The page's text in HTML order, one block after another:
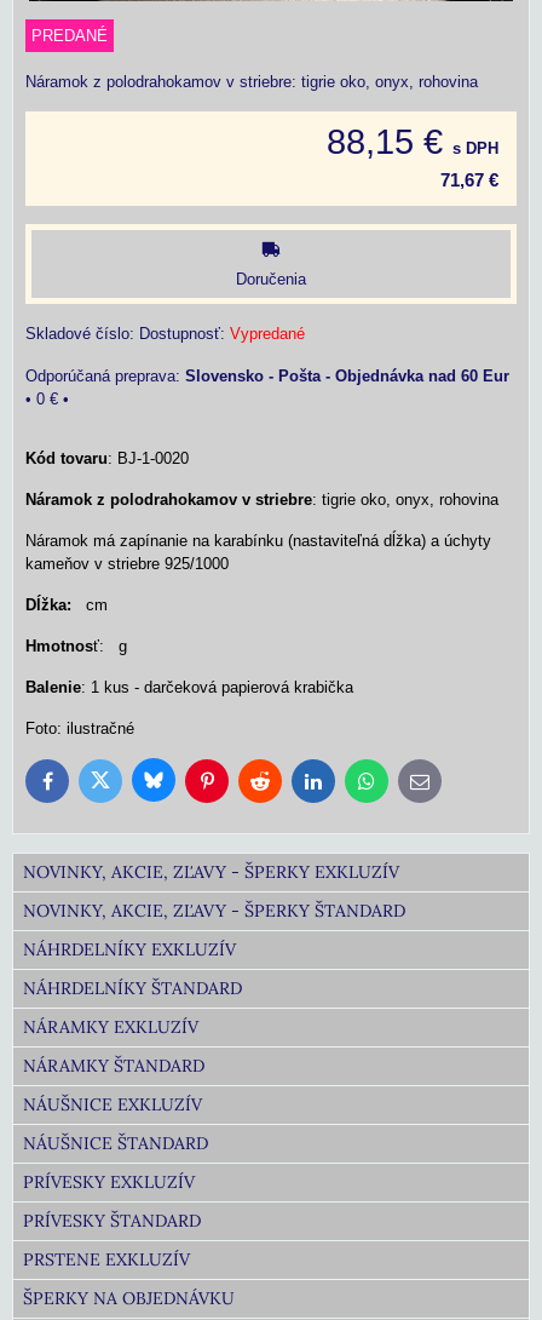
PREDANÉ
Náramok z polodrahokamov v striebre: tigrie oko, onyx, rohovina
88,15 € s DPH
71,67 €
Doručenia
Skladové číslo: Dostupnosť: Vypredané
Slovensko - Pošta - Objednávka nad 60 Eur
• 0 € •
Kód tovaru: BJ-1-0020
Náramok z polodrahokamov v striebre: tigrie oko, onyx, rohovina
Náramok má zapínanie na karabínku (nastaviteľná dĺžka) a úchyty
kameňov v striebre 925/1000
Dĺžka: cm
Hmotnosť: g
Balenie: 1 kus - darčeková papierová krabička
Foto: ilustračné
FacebookTwitter BlueskyPinterestReddit LinkedInWhatsApp
E-
mail
NOVINKY, AKCIE, ZĽAVY - ŠPERKY EXKLUZÍV
NOVINKY, AKCIE, ZĽAVY - ŠPERKY ŠTANDARD
NÁHRDELNÍKY EXKLUZÍV
NÁHRDELNÍKY ŠTANDARD
NÁRAMKY EXKLUZÍV
NÁRAMKY ŠTANDARD
NÁUŠNICE EXKLUZÍV
NÁUŠNICE ŠTANDARD
PRÍVESKY EXKLUZÍV
PRÍVESKY ŠTANDARD
PRSTENE EXKLUZÍV
ŠPERKY NA OBJEDNÁVKU